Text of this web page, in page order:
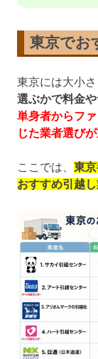
東京でお
東京には大小
選ぶかで料金
単身者からフ
じた業者選び
ここでは、 東
おすすめ引越